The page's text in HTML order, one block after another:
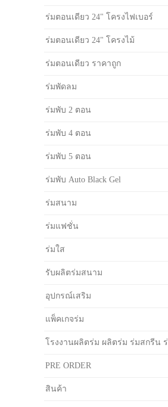
ร่มตอนเดียว 24" โครงไฟเบอร์
ร่มตอนเดียว 24" โครงไม้
ร่มตอนเดียว ราคาถูก
ร่มพัดลม
ร่มพับ 2 ตอน
ร่มพับ 4 ตอน
ร่มพับ 5 ตอน
ร่มพับ Auto Black Gel
ร่มสนาม
ร่มแฟชั่น
ร่มใส
รับผลิตร่มสนาม
อุปกรณ์เสริม
แพ็คเกจร่ม
โรงงานผลิตร่ม ผลิตร่ม ร่มสกรีน
PRE ORDER
สินค้า